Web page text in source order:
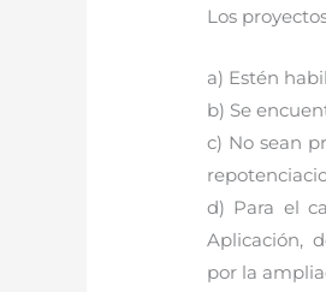
Los
a) Estén
b) Se
c) No sean
d) Para el
Aplicación,
por la